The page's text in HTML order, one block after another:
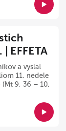
EFFETA
a vyslal
11. nedele
9, 36 – 10,